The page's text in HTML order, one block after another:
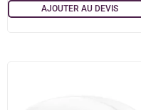
AJOUTER AU DEVIS